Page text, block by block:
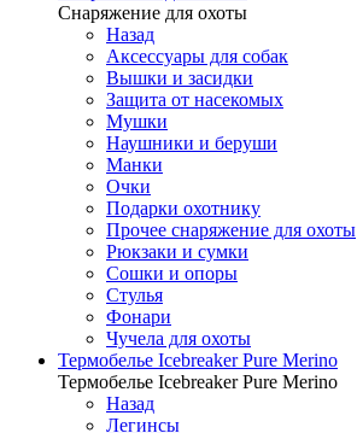
Снаряжение для охоты
Назад
Аксессуары для собак
Вышки и засидки
Защита от насекомых
Мушки
Наушники и беруши
Манки
Очки
Подарки охотнику
Прочее снаряжение для охоты
Рюкзаки и сумки
Сошки и опоры
Стулья
Фонари
Чучела для охоты
Термобелье Icebreaker Pure Merino
Термобелье Icebreaker Pure Merino
Назад
Легинсы